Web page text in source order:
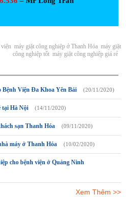
viện máy giặt công nghiệp ở Thanh Hóa máy giặt
công nghiệp tốt máy giặt công nghiệp giá rẻ
Bệnh Viện Đa Khoa Yên Bái (20/11/2020)
tại Hà Nội (14/11/2020)
sạn Thanh Hóa (09/11/2020)
máy ở Thanh Hóa (10/02/2020)
cho bệnh viện ở Quảng Ninh
Xem Thêm >>